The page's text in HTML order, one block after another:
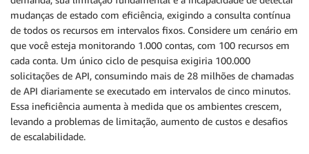
mudanças de estado com eficiência, exigindo a consulta contínua
de todos os recursos em intervalos fixos. Considere um cenário em
que você esteja monitorando 1.000 contas, com 100 recursos em
cada conta. Um único ciclo de pesquisa exigiria 100.000
solicitações de API, consumindo mais de 28 milhões de chamadas
de API diariamente se executado em intervalos de cinco minutos.
Essa ineficiência aumenta à medida que os ambientes crescem,
levando a problemas de limitação, aumento de custos e desafios
de escalabilidade.